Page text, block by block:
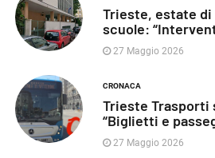
Trieste, estate
scuole:
27 Maggio 2026
CRONACA
Trieste Trasporti
“Biglietti e
27 Maggio 2026